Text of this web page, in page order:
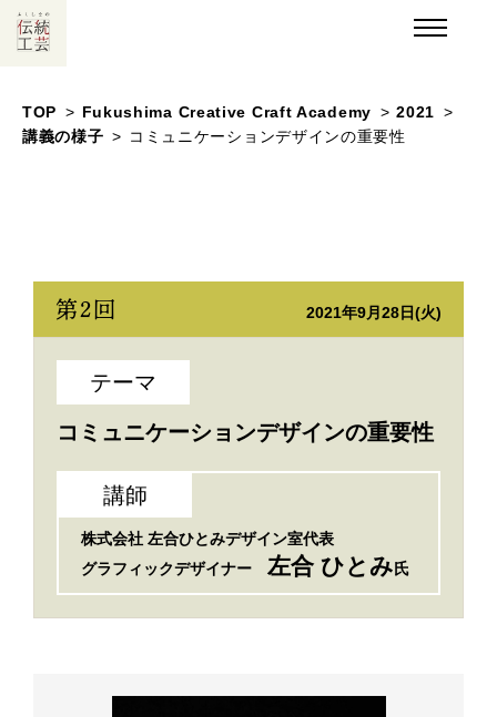
TOP Fukushima Creative Craft Academy
2021
講義の様子
コミュニケーションデザインの重要性
第2回 2021年9月28日(火)
テーマ
コミュニケーションデザインの重要性
講師
株式会社 左合ひとみデザイン室代表
グラフィックデザイナー左合 ひとみ氏